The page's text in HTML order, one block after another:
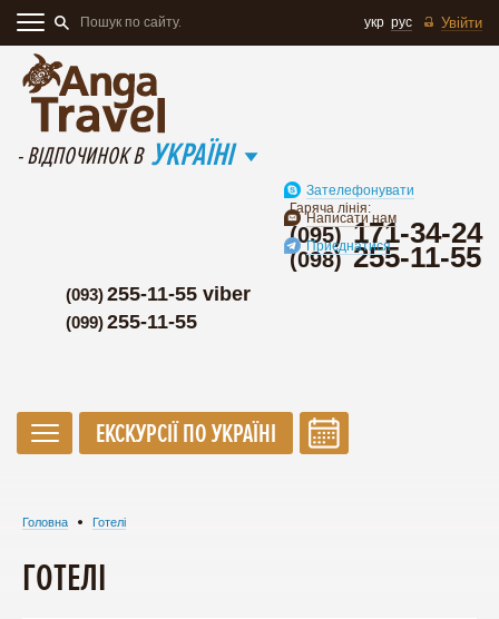
Увійти
укр рус
- ВІДПОЧИНОК В УКРАЇНІ
Гаряча лінія:
(095)171-34-24
(098)255-11-55
(093)255-11-55 viber
(099)255-11-55
Зателефонувати
Написати нам
Приєднатися
ЕКСКУРСІЇ ПО УКРАЇНІ
Головна Готелі
ГОТЕЛІ